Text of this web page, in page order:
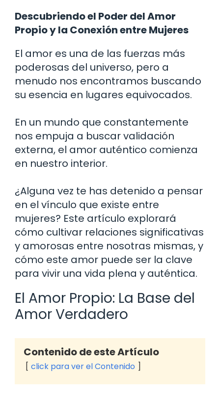
Descubriendo el Poder del Amor
Propio y la Conexión entre Mujeres
El amor es una de las fuerzas más
poderosas del universo, pero a
menudo nos encontramos buscando
su esencia en lugares equivocados.
En un mundo que constantemente
nos empuja a buscar validación
externa, el amor auténtico comienza
en nuestro interior.
¿Alguna vez te has detenido a pensar
en el vínculo que existe entre
mujeres? Este artículo explorará
cómo cultivar relaciones significativas
y amorosas entre nosotras mismas, y
cómo este amor puede ser la clave
para vivir una vida plena y auténtica.
El Amor Propio: La Base del
Amor Verdadero
Contenido de este Artículo
click para ver el Contenido